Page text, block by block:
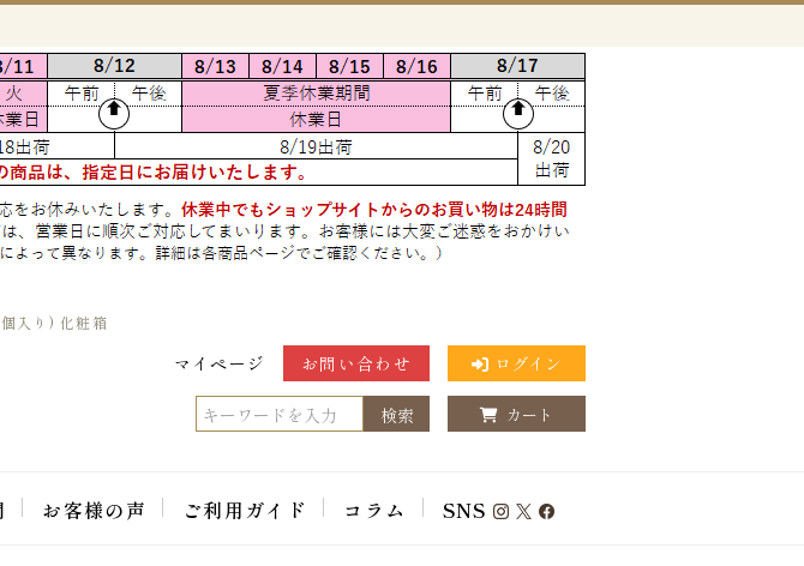
入り) 化粧箱
マイページ お問い合わせ ログイン
検索 カート
お客様の声 ご利用ガイド コラム SNS